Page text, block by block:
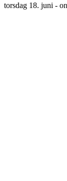
torsdag 18. juni -